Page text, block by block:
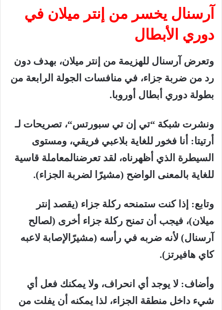
آرسنال يخسر من إنتر ميلان في
دوري الأبطال
وتعرض آرسنال للهزيمة من إنتر ميلان، بهدف دون
رد من ضربة جزاء، في منافسات الجولة الرابعة من
بطولة دوري أبطال أوروبا.
ونشرت شبكة “تي إن تي سبورتس“، تصريحات لـ
أرتيتا: أنا فخور للغاية بلاعبي فريقي، ومستوى
السيطرة الذي أظهرناه، لقد تعرضنالمعاملة قاسية
للغاية بالمعنى الواضح (مشيرًا لضربة الجزاء).
وتابع: إذا كنت ستمنحه ركلة جزاء (يقصد إنتر
ميلان)، فيجب أن تمنح ركلة جزاء أخرى (لصالح
آرسنال) لأنه ضربه في رأسه (مشيرًا لإصابة لاعبه
كاي هافيرتز ).
وأضاف: لا يوجد أي انحراف، ولا يمكنك فعل أي
شيء داخل منطقة الجزاء، لذا يمكنه أن يفلت من